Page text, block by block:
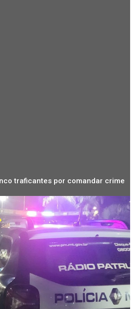
traficantes por comandar crime